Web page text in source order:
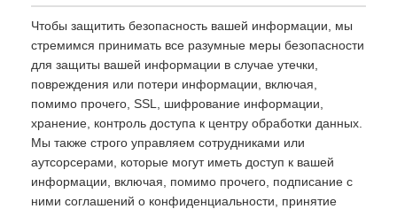
Чтобы защитить безопасность вашей информации, мы
стремимся принимать все разумные меры безопасности
для защиты вашей информации в случае утечки,
повреждения или потери информации, включая,
помимо прочего, SSL, шифрование информации,
хранение, контроль доступа к центру обработки данных.
Мы также строго управляем сотрудниками или
аутсорсерами, которые могут иметь доступ к вашей
информации, включая, помимо прочего, подписание с
ними соглашений о конфиденциальности, принятие